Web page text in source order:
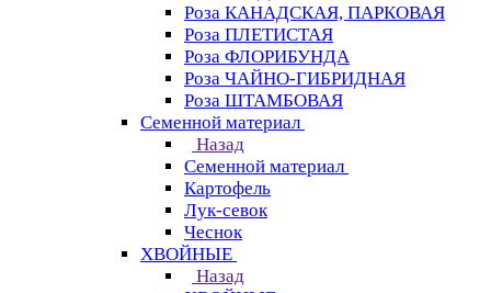
Роза КАНАДСКАЯ, ПАРКОВАЯ
Роза ПЛЕТИСТАЯ
Роза ФЛОРИБУНДА
Роза ЧАЙНО-ГИБРИДНАЯ
Роза ШТАМБОВАЯ
Семенной материал
Назад
Семенной материал
Картофель
Лук-севок
Чеснок
ХВОЙНЫЕ
Назад